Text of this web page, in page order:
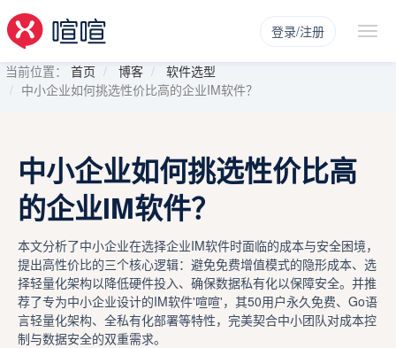
登录/注册
当前位置： 首页 博客
软件选型
中小企业如何挑选性价比高的企业IM软件？
中小企业如何挑选性价比高
的企业IM软件？
本文分析了中小企业在选择企业IM软件时面临的成本与安全困境，
提出高性价比的三个核心逻辑：避免免费增值模式的隐形成本、选
择轻量化架构以降低硬件投入、确保数据私有化以保障安全。并推
荐了专为中小企业设计的IM软件'喧喧'，其50用户永久免费、Go语
言轻量化架构、全私有化部署等特性，完美契合中小团队对成本控
制与数据安全的双重需求。